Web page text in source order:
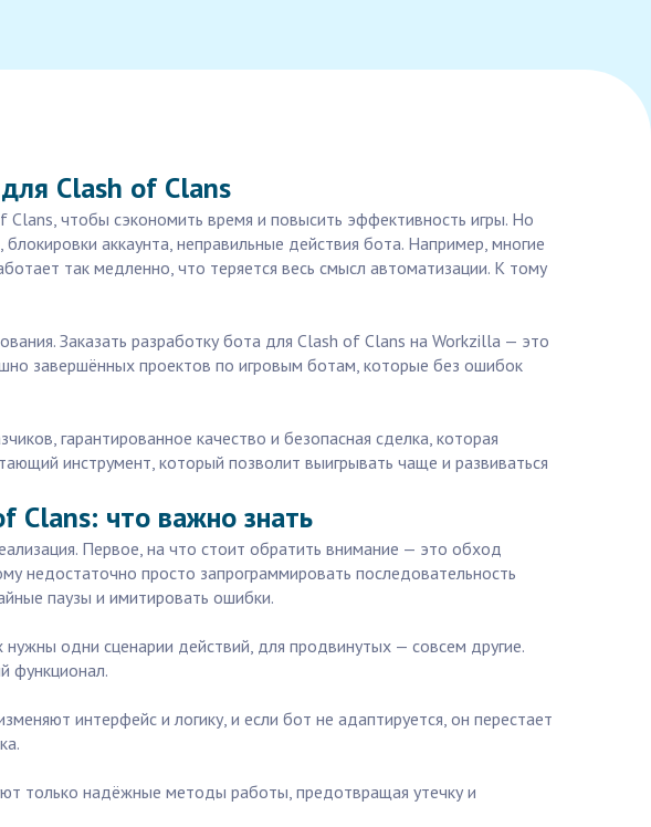
Clash of Clans
чтобы сэкономить время и повысить эффективность игры. Но
аккаунта, неправильные действия бота. Например, многие
так медленно, что теряется весь смысл автоматизации. К тому
Заказать разработку бота для Clash of Clans на Workzilla — это
завершённых проектов по игровым ботам, которые без ошибок
гарантированное качество и безопасная сделка, которая
инструмент, который позволит выигрывать чаще и развиваться
Clans: что важно знать
Первое, на что стоит обратить внимание — это обход
недостаточно просто запрограммировать последовательность
паузы и имитировать ошибки.
одни сценарии действий, для продвинутых — совсем другие.
функционал.
интерфейс и логику, и если бот не адаптируется, он перестает
только надёжные методы работы, предотвращая утечку и